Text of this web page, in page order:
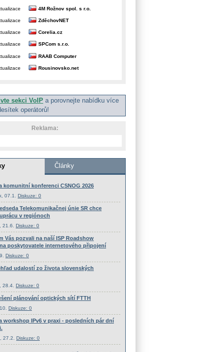
4M Rožnov spol. s r.o.
ZděchovNET
Corelia.cz
SPCom s.r.o.
RAAB Computer
Rousinovsko.net
sekci VoIP a porovnejte nabídku více
operátorů!
Reklama: